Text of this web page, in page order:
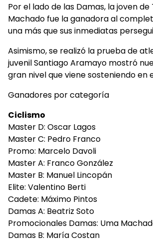
Por el lado de las Damas, la joven de
Machado fue la ganadora al
una más que sus inmediatas
Asimismo, se realizó la prueba de
juvenil Santiago Aramayo mostró
gran nivel que viene sosteniendo en
Ganadores por categoría
Ciclismo
Master D: Oscar Lagos
Master C: Pedro Franco
Promo: Marcelo Davoli
Master A: Franco González
Master B: Manuel Lincopán
Elite: Valentino Berti
Cadete: Máximo Pintos
Damas A: Beatriz Soto
Promocionales Damas: Uma
Damas B: María Costan